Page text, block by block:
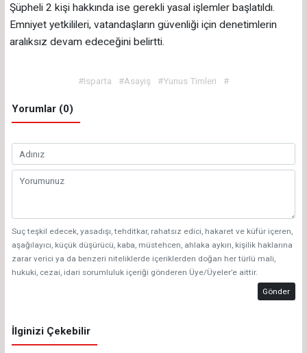
Şüpheli 2 kişi hakkında ise gerekli yasal işlemler başlatıldı.
Emniyet yetkilileri, vatandaşların güvenliği için denetimlerin
aralıksız devam edeceğini belirtti.
#Isparta #Asayiş #Yunus Timleri #
Yorumlar (0)
Suç teşkil edecek, yasadışı, tehditkar, rahatsız edici, hakaret ve küfür içeren,
aşağılayıcı, küçük düşürücü, kaba, müstehcen, ahlaka aykırı, kişilik haklarına
zarar verici ya da benzeri niteliklerde içeriklerden doğan her türlü mali,
hukuki, cezai, idari sorumluluk içeriği gönderen Üye/Üyeler’e aittir.
Gönder
İlginizi Çekebilir